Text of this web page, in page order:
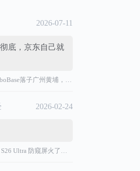
2026-07-11
底，京东自己就
州黄埔，加码机器人产业基础设施布局
2026-02-24
屏火了，全球核心战略伙伴名单大曝光